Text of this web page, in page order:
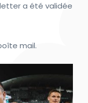
a été validée
mail.